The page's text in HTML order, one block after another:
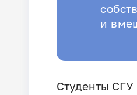
и
Студенты СГУ